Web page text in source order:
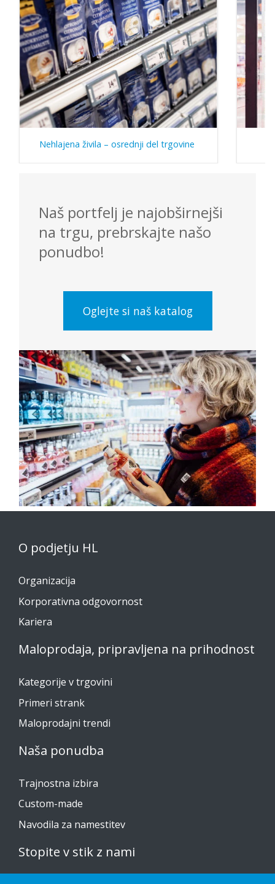
Nehlajena živila – osrednji del trgovine
Naš portfelj je najobširnejši
na trgu, prebrskajte našo
ponudbo!
Oglejte si naš katalog
O podjetju HL
Organizacija
Korporativna odgovornost
Kariera
Maloprodaja, pripravljena na prihodnost
Kategorije v trgovini
Primeri strank
Maloprodajni trendi
Naša ponudba
Trajnostna izbira
Custom-made
Navodila za namestitev
Stopite v stik z nami